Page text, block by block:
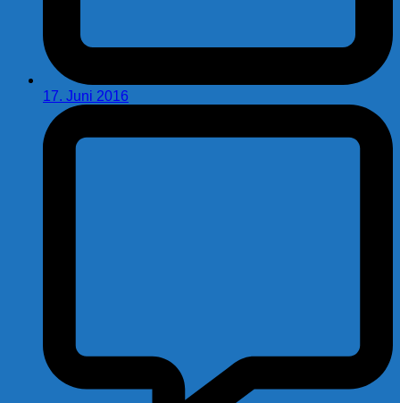
17. Juni 2016